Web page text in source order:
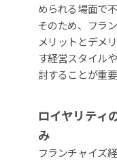
められる場面で
そのため、フラ
メリットとデメ
す経営スタイル
討することが重要
ロイヤリティ
み
フランチャイズ